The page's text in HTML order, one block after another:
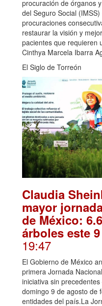
procuración de órganos
del Seguro Social
procuraciones
restaurar la visión y
pacientes que requieren
Cinthya Marcela Ibarra
El Siglo de Torreón
Claudia
mayor
de México:
árboles este
19:47
El Gobierno de México
primera Jornada
iniciativa sin
domingo 9 de agosto de
entidades del país.La